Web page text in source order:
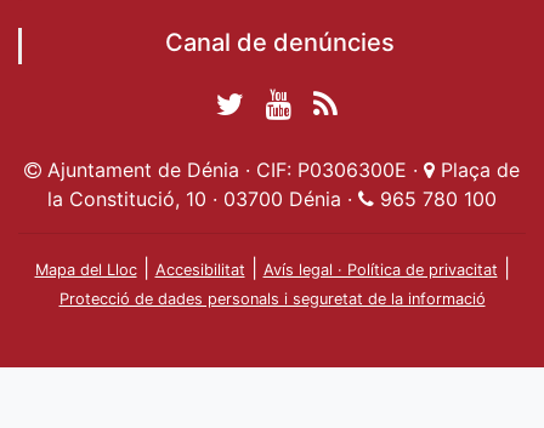
Canal de denúncies
de Dénia
Twitter Ajuntament
de Dénia
Ajuntament de
Dénia
Actualitat
Ajuntament
Ajuntament de Dénia · CIF: P0306300E ·
Plaça de
la Constitució, 10 · 03700 Dénia ·
965 780 100
Mapa del Lloc| Accesibilitat Avís legal · Política de privacitat
Protecció de dades personals i seguretat de la informació